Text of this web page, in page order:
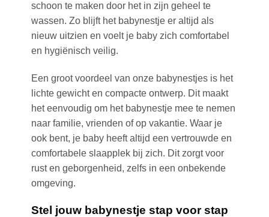
schoon te maken door het in zijn geheel te
wassen. Zo blijft het babynestje er altijd als
nieuw uitzien en voelt je baby zich comfortabel
en hygiënisch veilig.
Een groot voordeel van onze babynestjes is het
lichte gewicht en compacte ontwerp. Dit maakt
het eenvoudig om het babynestje mee te nemen
naar familie, vrienden of op vakantie. Waar je
ook bent, je baby heeft altijd een vertrouwde en
comfortabele slaapplek bij zich. Dit zorgt voor
rust en geborgenheid, zelfs in een onbekende
omgeving.
Stel jouw babynestje stap voor stap